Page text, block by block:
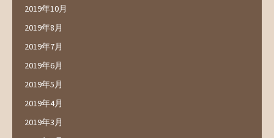
2019年10月
2019年8月
2019年7月
2019年6月
2019年5月
2019年4月
2019年3月